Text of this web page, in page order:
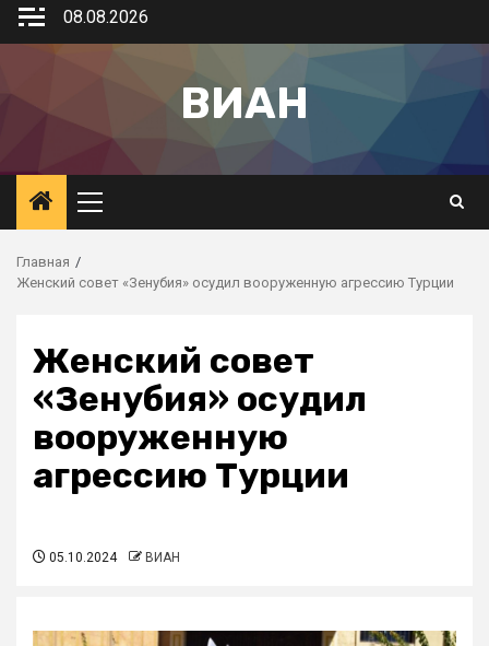
08.08.2026
ВИАН
Главная
Женский совет «Зенубия» осудил вооруженную агрессию Турции
Женский совет
«Зенубия» осудил
вооруженную
агрессию Турции
05.10.2024 ВИАН